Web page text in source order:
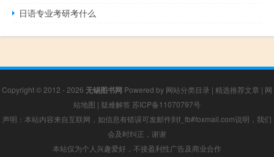
日语专业考研考什么
Copyright © 2012 - 2026 无锡图书网 Powered by 网站分类目录 | 精选推荐文章 | 网
站地图 | 疑难解答 苏ICP备11070797号
声明：本站内容来自互联网，如信息有错误可发邮件到f_fb#foxmail.com说明，我们
会及时纠正，谢谢
本站仅为个人兴趣爱好，不接盈利性广告及商业合作